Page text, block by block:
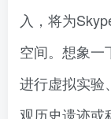
入，将为
空间。想象一
进行虚拟实验
观历史遗迹或